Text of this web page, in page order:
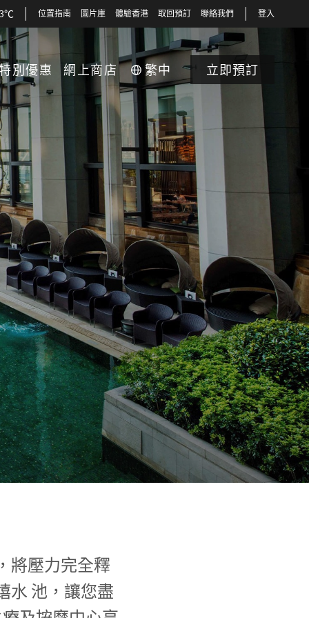
位置指南 圖片庫 體驗香港 取回預訂 聯絡我們 登入
別優惠 網上商店 繁中 立即預訂
1
1 0
將壓力完全釋
水 池，讓您盡